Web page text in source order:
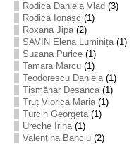
Rodica Daniela Vlad (3)
Rodica Ionașc (1)
Roxana Jipa(2)
SAVIN Elena Luminița(1)
Suzana Purice(1)
Tamara Marcu(1)
Teodorescu Daniela(1)
Tismănar Desanca(1)
Truț Viorica Maria(1)
Turcin Georgeta(1)
Ureche Irina(1)
Valentina Banciu(2)